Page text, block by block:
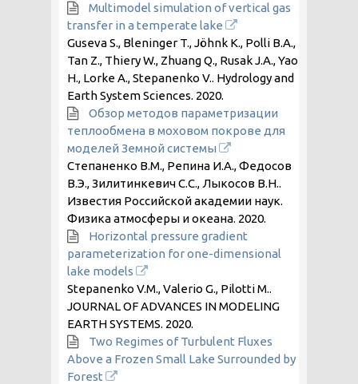
Multimodel simulation of vertical gas
transfer in a temperate lake
Guseva S., Bleninger T., Jöhnk K., Polli B.A.,
Tan Z., Thiery W., Zhuang Q., Rusak J.A., Yao
H., Lorke A., Stepanenko V.. Hydrology and
Earth System Sciences. 2020.
Обзор методов параметризации
теплообмена в моховом покрове для
моделей Земной системы
Степаненко В.М., Репина И.А., Федосов
В.Э., Зилитинкевич С.С., Лыкосов В.Н..
Известия Российской академии наук.
Физика атмосферы и океана. 2020.
Horizontal pressure gradient
parameterization for one-dimensional
lake models
Stepanenko V.M., Valerio G., Pilotti M..
JOURNAL OF ADVANCES IN MODELING
EARTH SYSTEMS. 2020.
Two Regimes of Turbulent Fluxes
Above a Frozen Small Lake Surrounded by
Forest